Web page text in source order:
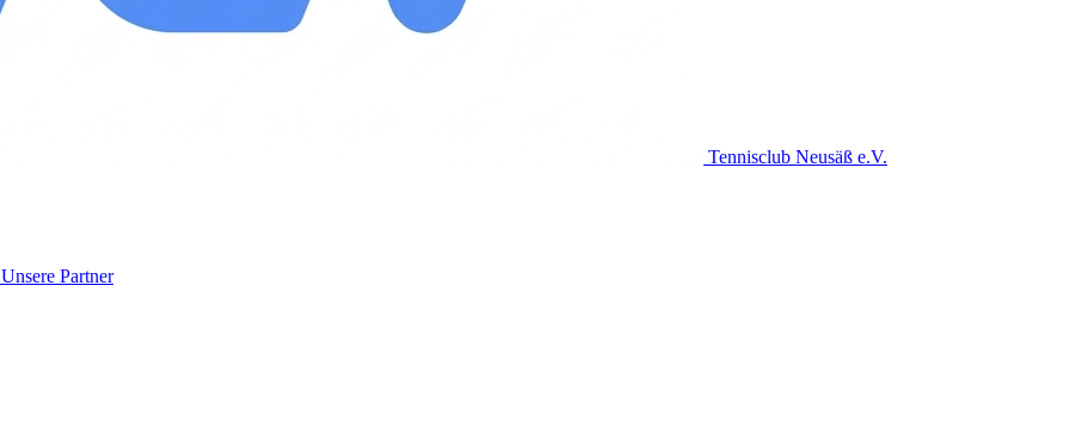
Tennisclub Neusäß e.V.
Unsere Partner